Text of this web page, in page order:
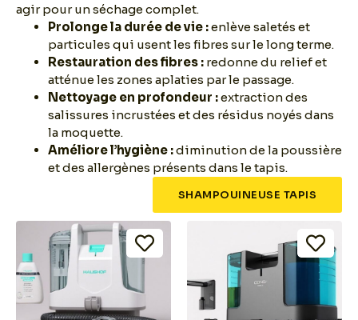
agir pour un séchage complet.
Prolonge la durée de vie :enlève saletés et
particules qui usent les fibres sur le long terme.
Restauration des fibres : redonne du relief et
atténue les zones aplaties par le passage.
Nettoyage en profondeur :extraction des
salissures incrustées et des résidus noyés dans
la moquette.
Améliore l’hygiène :diminution de la poussière
et des allergènes présents dans le tapis.
SHAMPOUINEUSE TAPIS